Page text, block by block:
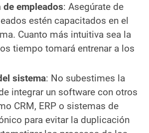
empleados: Asegúrate de
estén capacitados en el
Cuanto más intuitiva sea la
tiempo tomará entrenar a los
sistema: No subestimes la
integrar un software con otros
CRM, ERP o sistemas de
para evitar la duplicación